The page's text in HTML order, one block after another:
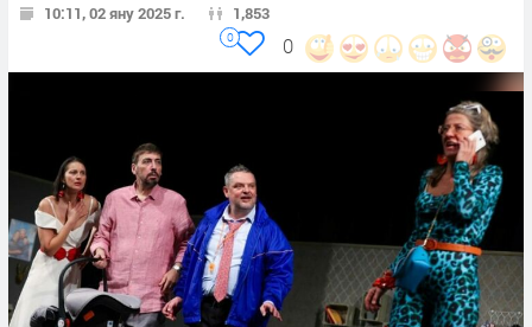
10:11, 02 яну 2025 г. 1,853
0
0